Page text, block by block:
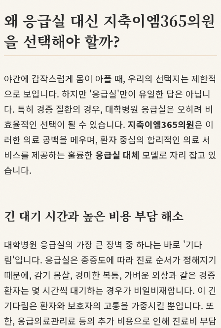
왜 응급실 대신 지축이엠365의원
을 선택해야 할까?
야간에 갑작스럽게 몸이 아플 때, 우리의 선택지는 제한적
으로 보입니다. 하지만 '응급실'만이 유일한 답은 아닙니
다. 특히 경증 질환의 경우, 대학병원 응급실은 오히려 비
효율적인 선택이 될 수 있습니다. 지축이엠365의원은 이
러한 의료 공백을 메우며, 환자 중심의 합리적인 의료 서
비스를 제공하는 훌륭한 응급실 대체 모델로 자리 잡고 있
습니다.
긴 대기 시간과 높은 비용 부담 해소
대학병원 응급실의 가장 큰 장벽 중 하나는 바로 '기다
림'입니다. 응급실은 중증도에 따라 진료 순서가 정해지기
때문에, 감기 몸살, 경미한 복통, 가벼운 외상과 같은 경증
환자는 몇 시간씩 대기하는 경우가 비일비재합니다. 이 긴
기다림은 환자와 보호자의 고통을 가중시킬 뿐입니다. 또
한, 응급의료관리료 등의 추가 비용으로 인해 진료비 부담